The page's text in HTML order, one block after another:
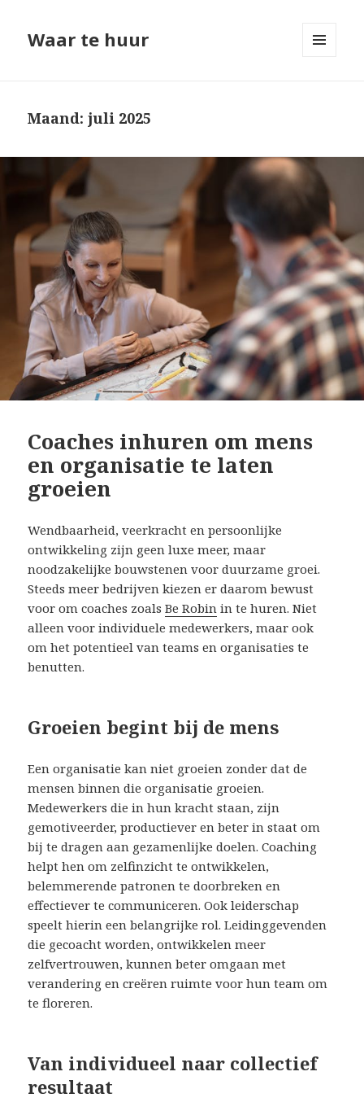
Waar te huur
Maand: juli 2025
Coaches inhuren om mens
en organisatie te laten
groeien
Wendbaarheid, veerkracht en persoonlijke
ontwikkeling zijn geen luxe meer, maar
noodzakelijke bouwstenen voor duurzame groei.
Steeds meer bedrijven kiezen er daarom bewust
voor om coaches zoalsBe Robin in te huren. Niet
alleen voor individuele medewerkers, maar ook
om het potentieel van teams en organisaties te
benutten.
Groeien begint bij de mens
Een organisatie kan niet groeien zonder dat de
mensen binnen die organisatie groeien.
Medewerkers die in hun kracht staan, zijn
gemotiveerder, productiever en beter in staat om
bij te dragen aan gezamenlijke doelen. Coaching
helpt hen om zelfinzicht te ontwikkelen,
belemmerende patronen te doorbreken en
effectiever te communiceren. Ook leiderschap
speelt hierin een belangrijke rol. Leidinggevenden
die gecoacht worden, ontwikkelen meer
zelfvertrouwen, kunnen beter omgaan met
verandering en creëren ruimte voor hun team om
te floreren.
Van individueel naar collectief
resultaat